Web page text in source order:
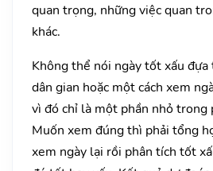
quan trọng, những việc quan
khác.
Không thể nói ngày tốt xấu
dân gian hoặc một cách xem
vì đó chỉ là một phần nhỏ trong
Muốn xem đúng thì phải tổng
xem ngày lại rồi phân tích tốt